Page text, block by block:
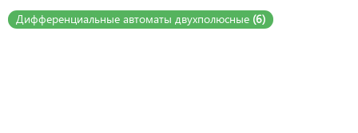
Дифференциальные автоматы двухполюсные (6)